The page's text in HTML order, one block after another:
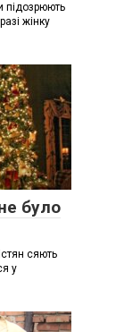
підозрюють
жінку
було
сяють
у